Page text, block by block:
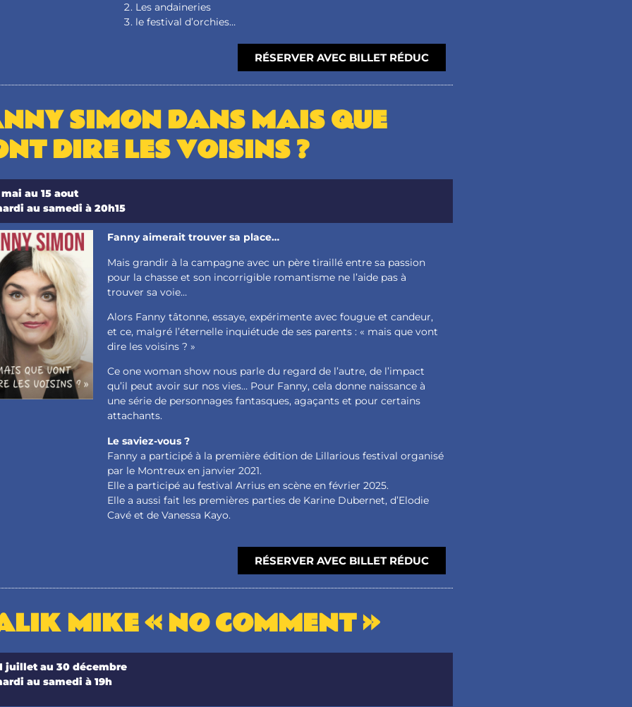
Les andaineries
le festival d’orchies…
RÉSERVER AVEC BILLET RÉDUC
SIMON DANS MAIS QUE
DIRE LES VOISINS ?
au 15 aout
au samedi à 20h15
Fanny aimerait trouver sa place…
Mais grandir à la campagne avec un père tiraillé entre sa passion
pour la chasse et son incorrigible romantisme ne l’aide pas à
trouver sa voie…
Alors Fanny tâtonne, essaye, expérimente avec fougue et candeur,
et ce, malgré l’éternelle inquiétude de ses parents : « mais que vont
dire les voisins ? »
Ce one woman show nous parle du regard de l’autre, de l’impact
qu’il peut avoir sur nos vies… Pour Fanny, cela donne naissance à
une série de personnages fantasques, agaçants et pour certains
attachants.
Le saviez-vous ?
Fanny a participé à la première édition de Lillarious festival organisé
par le Montreux en janvier 2021.
Elle a participé au festival Arrius en scène en février 2025.
Elle a aussi fait les premières parties de Karine Dubernet, d’Elodie
Cavé et de Vanessa Kayo.
RÉSERVER AVEC BILLET RÉDUC
MIKE « NO COMMENT »
juillet au 30 décembre
au samedi à 19h